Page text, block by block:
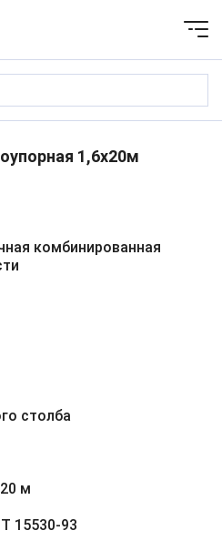
1,6x20м
комбинированная
столба
м
15530-93